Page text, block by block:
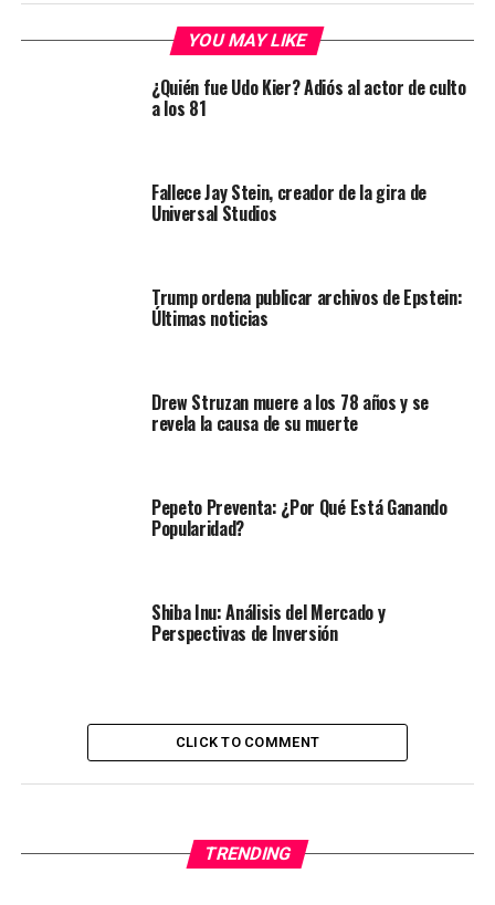
YOU MAY LIKE
¿Quién fue Udo Kier? Adiós al actor de culto
a los 81
Fallece Jay Stein, creador de la gira de
Universal Studios
Trump ordena publicar archivos de Epstein:
Últimas noticias
Drew Struzan muere a los 78 años y se
revela la causa de su muerte
Pepeto Preventa: ¿Por Qué Está Ganando
Popularidad?
Shiba Inu: Análisis del Mercado y
Perspectivas de Inversión
CLICK TO COMMENT
TRENDING